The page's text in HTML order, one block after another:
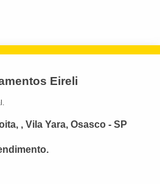
Eireli
, Vila Yara, Osasco - SP